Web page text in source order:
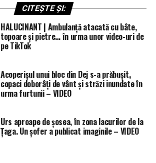
CITEȘTE ȘI:
HALUCINANT | Ambulanță atacată cu bâte,
topoare și pietre… în urma unor video-uri de
pe TikTok
Acoperișul unui bloc din Dej s-a prăbușit,
copaci doborâți de vânt și străzi inundate în
urma furtunii – VIDEO
Urs aproape de șosea, în zona lacurilor de la
Țaga. Un șofer a publicat imaginile – VIDEO